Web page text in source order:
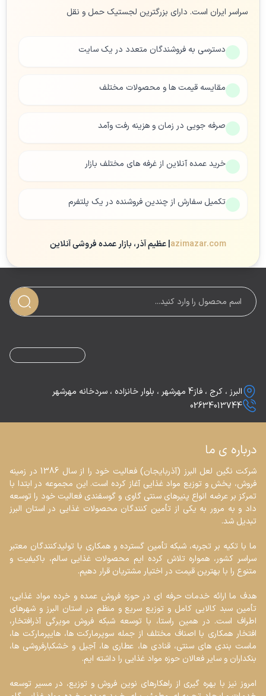
سراسر ایران است. دارای بزرگترین لجستیک حمل و نقل
دسترسی به فروشندگان متعدد در یک سایت
مقایسه قیمت ها و محصولات مختلف
صرفه جویی در زمان و هزینه رفت وآمد
خرید عمده آنلاین از غرفه های مختلف بازار
تکمیل سفارش از چندین فروشنده در یک پلتفرم
azimazar.com | عظیم آذر، بازار عمده فروشی آنلاین
درباره ی ما
البرز ، کرج ، فاز4 مهرشهر ، بلوار خانزاده ، سردخانه مهرشهر
02634013744